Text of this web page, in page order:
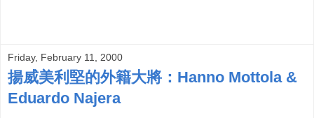
Friday, February 11, 2000
揚威美利堅的外籍大將：Hanno Mottola &
Eduardo Najera